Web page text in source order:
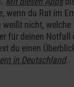
wenn du Rat im
weißt nicht, welche
für deinen Notfall
du einen
in Deutschland.